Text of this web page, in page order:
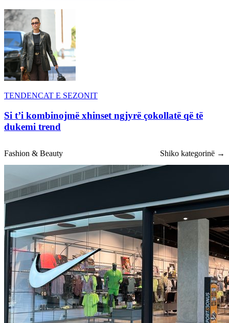
TENDENCAT E SEZONIT
Si t’i kombinojmë xhinset ngjyrë çokollatë që të
dukemi trend
Fashion & Beauty Shiko kategorinë →